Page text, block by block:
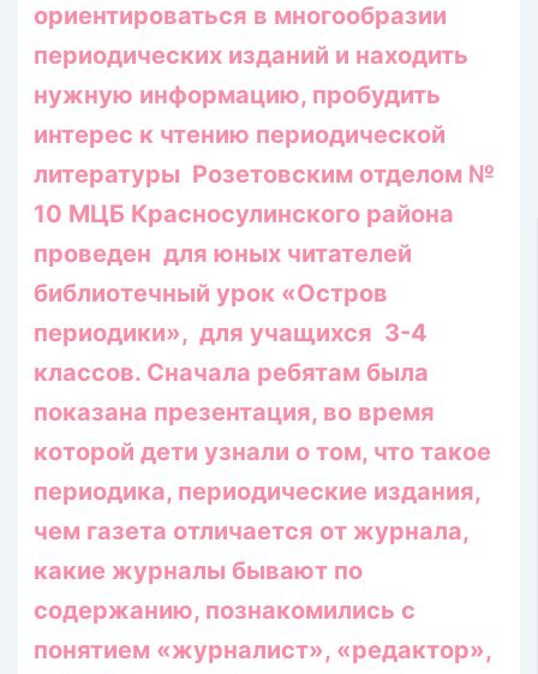
ориентироваться в многообразии
периодических изданий и находить
нужную информацию, пробудить
интерес к чтению периодической
литературы Розетовским отделом №
10 МЦБ Красносулинского района
проведен для юных читателей
библиотечный урок «Остров
периодики», для учащихся 3-4
классов. Сначала ребятам была
показана презентация, во время
которой дети узнали о том, что такое
периодика, периодические издания,
чем газета отличается от журнала,
какие журналы бывают по
содержанию, познакомились с
понятием «журналист», «редактор»,